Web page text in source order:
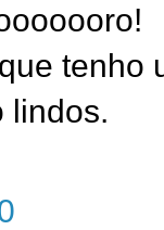
tenho
lindos.